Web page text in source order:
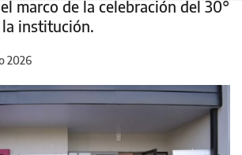
marco de la celebración del 30°
institución.
2026